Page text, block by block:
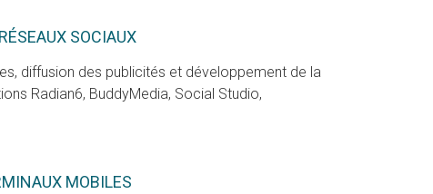
SOCIAUX
diffusion des publicités et développement de la
Radian6, BuddyMedia, Social Studio,
MOBILES